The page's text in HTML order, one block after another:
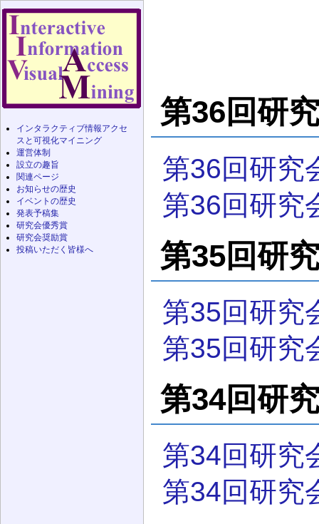
第36回研
第36回研究
第36回研究
第35回研
第35回研究
第35回研究
第34回研
第34回研究
第34回研究
インタラクティブ情報アクセ
スと可視化マイニング
運営体制
設立の趣旨
関連ページ
お知らせの歴史
イベントの歴史
発表予稿集
研究会優秀賞
研究会奨励賞
投稿いただく皆様へ